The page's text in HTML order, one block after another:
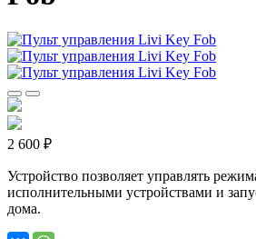
2 600 ₽
Устройство позволяет управлять
исполнительными устройствами и
дома.